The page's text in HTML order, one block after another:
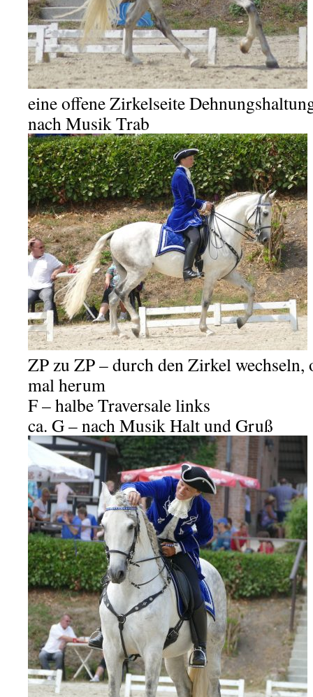
eine offene Zirkelseite
nach Musik Trab
ZP zu ZP – durch den Zirkel
mal herum
F – halbe Traversale links
ca. G – nach Musik Halt und Gruß